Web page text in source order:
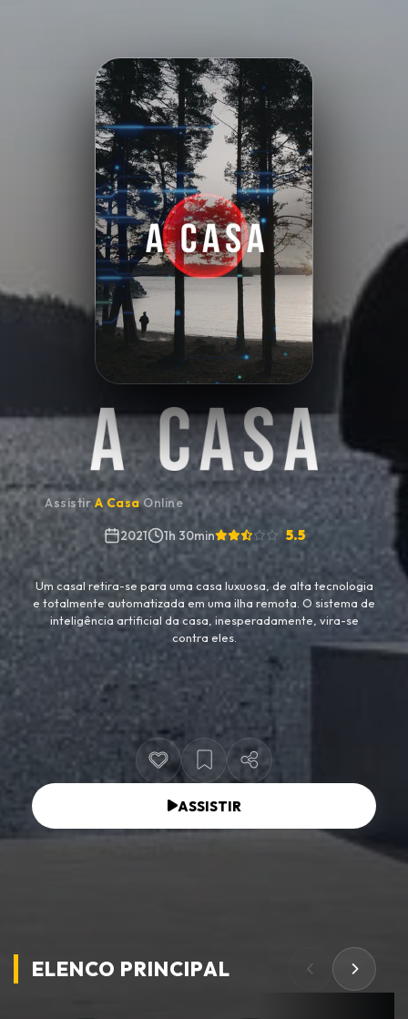
Minha Lista
Pesquisar
AssistirA CasaOnline
2021
1h 30min 5.5
Um casal retira-se para uma casa luxuosa, de alta tecnologia
e totalmente automatizada em uma ilha remota. O sistema de
inteligência artificial da casa, inesperadamente, vira-se
contra eles.
ASSISTIR
ELENCO PRINCIPAL